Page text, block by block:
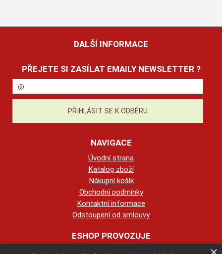
DALŠÍ INFORMACE
PŘEJETE SI ZASÍLAT EMAILY NEWSLETTER ?
NAVIGACE
Úvodní strana
Katalog zboží
Nákupní košík
Obchodní podmínky
Kontaktní informace
Odstoupení od smlouvy
ESHOP PROVOZUJE